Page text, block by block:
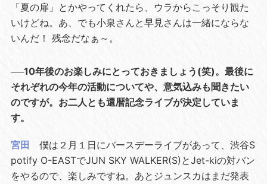
「夏の扉」とかやってくれたら、ウラからこっそり観た
いけどね。あ、でも小泉さんと早見さんは一緒にならな
いんだ！ 残念だなぁ～。
──10年後のお楽しみにとっておきましょう(笑)。最後に
それぞれの今年の活動についてや、意気込みも聞きたい
のですが。お二人とも還暦記念ライブが決定していま
す。
宮田
僕は２月１日にバースデーライブがあって、渋谷S
potify O-EASTでJUN SKY WALKER(S)とJet-kiの対バン
をやるので、楽しみですね。あとジュンスカはまだ発表